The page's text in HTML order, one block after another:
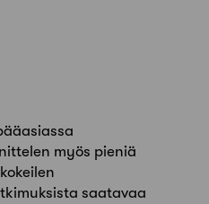
myös pieniä
saatavaa